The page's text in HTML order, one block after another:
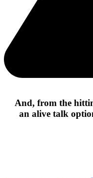
And, from the
an alive talk